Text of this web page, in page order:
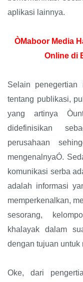
aplikasi lainnya.
ÒMaboor Media
Online di
Selain
tentang publikasi,
yang artinya
didefinisikan
perusahaan
mengenalnyaÓ.
komunikasi serba
adalah informasi
memperkenalkan,
sesorang,
khalayak dalam
dengan tujuan untuk
Oke, dari